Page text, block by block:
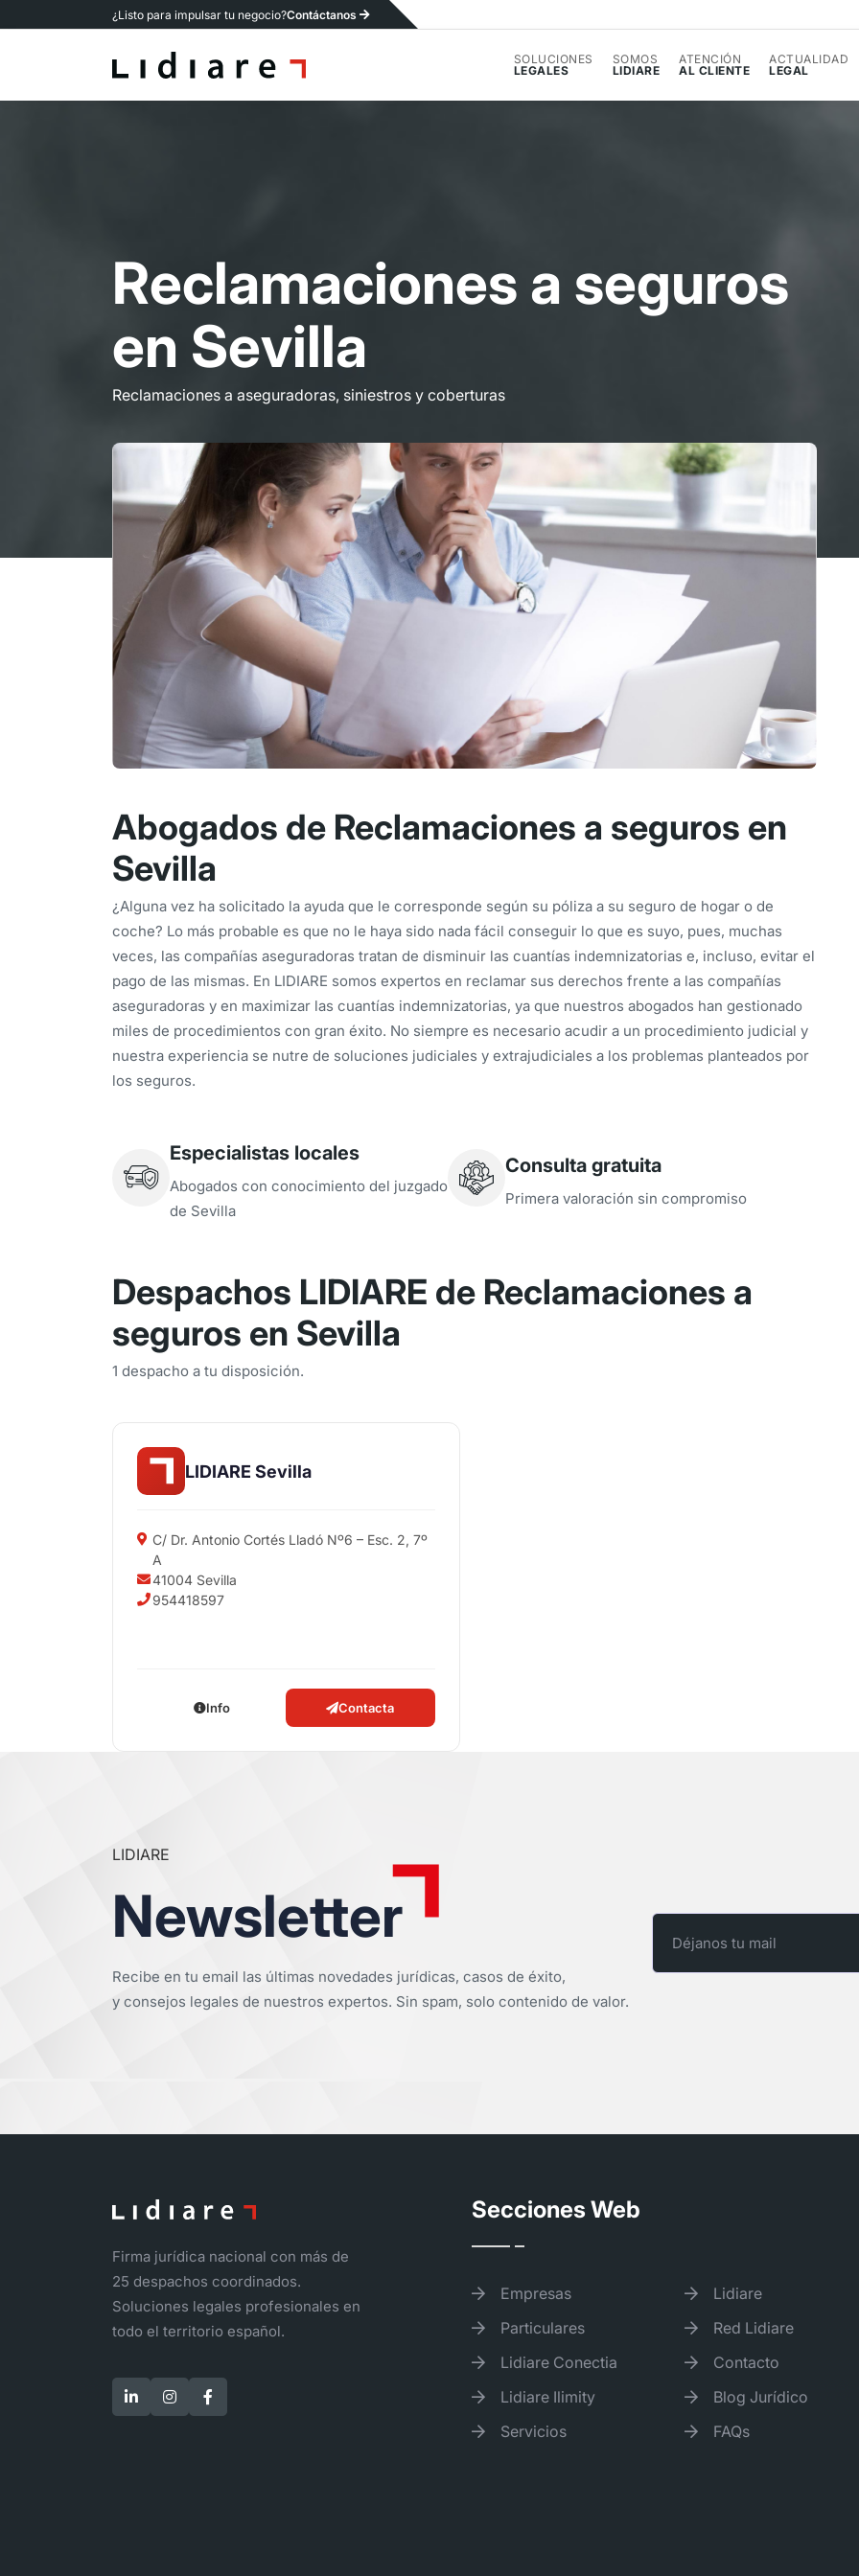
¿Listo para impulsar tu negocio?Contáctanos
SOLUCIONES
LEGALES
SOMOS
LIDIARE
ATENCIÓN
AL CLIENTE
ACTUALIDAD
LEGAL
Reclamaciones a seguros
en Sevilla
Reclamaciones a aseguradoras, siniestros y coberturas
Abogados de Reclamaciones a seguros en
Sevilla
¿Alguna vez ha solicitado la ayuda que le corresponde según su póliza a su seguro de hogar o de
coche? Lo más probable es que no le haya sido nada fácil conseguir lo que es suyo, pues, muchas
veces, las compañías aseguradoras tratan de disminuir las cuantías indemnizatorias e, incluso, evitar el
pago de las mismas. En LIDIARE somos expertos en reclamar sus derechos frente a las compañías
aseguradoras y en maximizar las cuantías indemnizatorias, ya que nuestros abogados han gestionado
miles de procedimientos con gran éxito. No siempre es necesario acudir a un procedimiento judicial y
nuestra experiencia se nutre de soluciones judiciales y extrajudiciales a los problemas planteados por
los seguros.
Especialistas locales
Abogados con conocimiento del juzgado
de Sevilla
Consulta gratuita
Primera valoración sin compromiso
Despachos LIDIARE de Reclamaciones a
seguros en Sevilla
1 despacho a tu disposición.
LIDIARE Sevilla
C/ Dr. Antonio Cortés Lladó Nº6 – Esc. 2, 7º
A
41004 Sevilla
954418597
Info Contacta
LIDIARE
Newsletter
Recibe en tu email las últimas novedades jurídicas, casos de éxito,
y consejos legales de nuestros expertos. Sin spam, solo contenido de valor.
Firma jurídica nacional con más de
25 despachos coordinados.
Soluciones legales profesionales en
todo el territorio español.
Secciones Web
Empresas
Particulares
Lidiare Conectia
Lidiare Ilimity
Servicios
Lidiare
Red Lidiare
Contacto
Blog Jurídico
FAQs